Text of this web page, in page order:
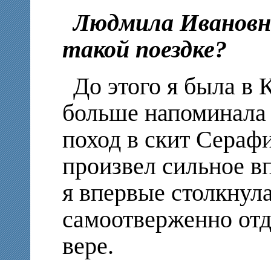
Людмила
такой поездке?
До этого я была в
больше
поход в скит
произвел сильное
я впервые
самоотверженно
вере.